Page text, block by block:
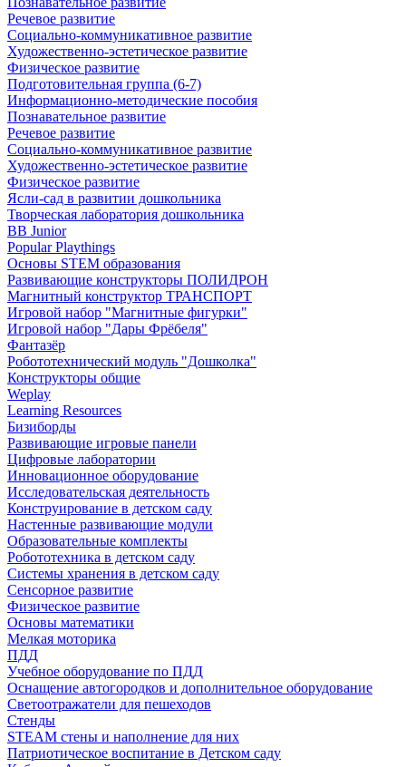
Речевое развитие
Социально-коммуникативное развитие
Художественно-эстетическое развитие
Физическое развитие
Подготовительная группа (6-7)
Информационно-методические пособия
Познавательное развитие
Речевое развитие
Социально-коммуникативное развитие
Художественно-эстетическое развитие
Физическое развитие
Ясли-сад в развитии дошкольника
Творческая лаборатория дошкольника
BB Junior
Popular Playthings
Основы STEM образования
Развивающие конструкторы ПОЛИДРОН
Магнитный конструктор ТРАНСПОРТ
Игровой набор "Магнитные фигурки"
Игровой набор "Дары Фрёбеля"
Фантазёр
Робототехнический модуль "Дошколка"
Конструкторы общие
Weplay
Learning Resources
Бизиборды
Развивающие игровые панели
Цифровые лаборатории
Инновационное оборудование
Исследовательская деятельность
Конструирование в детском саду
Настенные развивающие модули
Образовательные комплекты
Робототехника в детском саду
Системы хранения в детском саду
Сенсорное развитие
Физическое развитие
Основы математики
Мелкая моторика
ПДД
Учебное оборудование по ПДД
Оснащение автогородков и дополнительное оборудование
Светоотражатели для пешеходов
Стенды
STEAM стены и наполнение для них
Патриотическое воспитание в Детском саду